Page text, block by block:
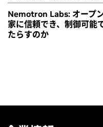
Nemotron Labs: オープ
家に信頼でき、制御可能
たらすのか